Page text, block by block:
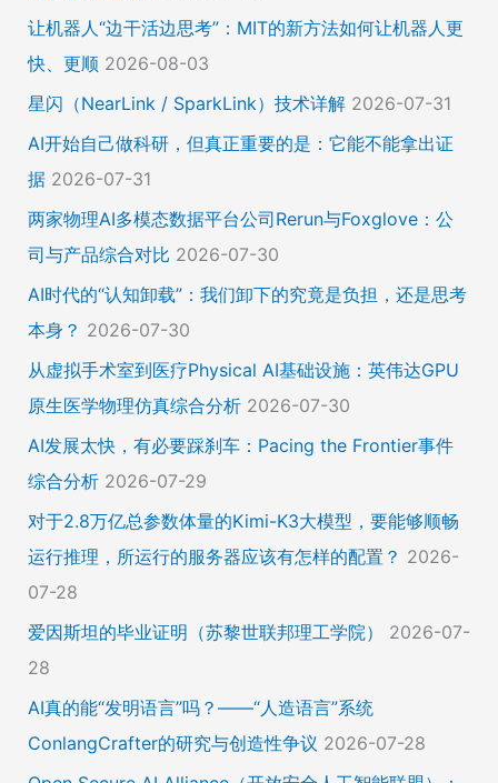
让机器人“边干活边思考”：MIT的新方法如何让机器人更
快、更顺 2026-08-03
星闪（NearLink / SparkLink）技术详解 2026-07-31
AI开始自己做科研，但真正重要的是：它能不能拿出证
据 2026-07-31
两家物理AI多模态数据平台公司Rerun与Foxglove：公
司与产品综合对比 2026-07-30
AI时代的“认知卸载”：我们卸下的究竟是负担，还是思考
本身？ 2026-07-30
从虚拟手术室到医疗Physical AI基础设施：英伟达GPU
原生医学物理仿真综合分析 2026-07-30
AI发展太快，有必要踩刹车：Pacing the Frontier事件
综合分析 2026-07-29
对于2.8万亿总参数体量的Kimi-K3大模型，要能够顺畅
运行推理，所运行的服务器应该有怎样的配置？ 2026-
07-28
爱因斯坦的毕业证明（苏黎世联邦理工学院）
2026-07-
28
AI真的能“发明语言”吗？——“人造语言”系统
ConlangCrafter的研究与创造性争议 2026-07-28